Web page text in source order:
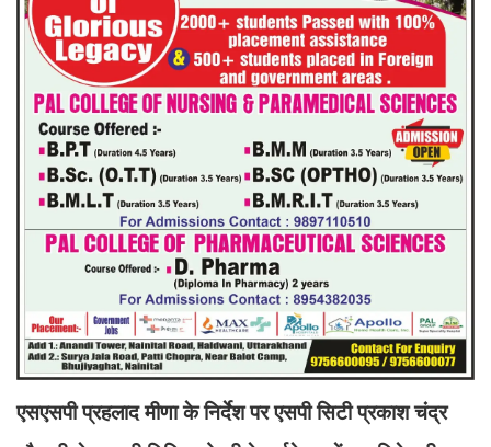
एसएसपी प्रहलाद मीणा के निर्देश पर एसपी सिटी प्रकाश चंद्र